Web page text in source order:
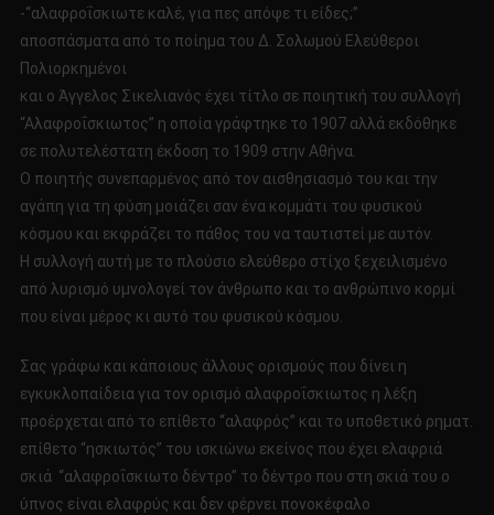
-“αλαφροΐσκιωτε καλέ, για πες απόψε τι είδες;”
αποσπάσματα από το ποίημα του Δ. Σολωμού Ελεύθεροι
Πολιορκημένοι
και ο Άγγελος Σικελιανός έχει τίτλο σε ποιητική του συλλογή
“Αλαφροΐσκιωτος” η οποία γράφτηκε το 1907 αλλά εκδόθηκε
σε πολυτελέστατη έκδοση το 1909 στην Αθήνα.
Ο ποιητής συνεπαρμένος από τον αισθησιασμό του και την
αγάπη για τη φύση μοιάζει σαν ένα κομμάτι του φυσικού
κόσμου και εκφράζει το πάθος του να ταυτιστεί με αυτόν.
Η συλλογή αυτή με το πλούσιο ελεύθερο στίχο ξεχειλισμένο
από λυρισμό υμνολογεί τον άνθρωπο και το ανθρώπινο κορμί
που είναι μέρος κι αυτό του φυσικού κόσμου.
Σας γράφω και κάποιους άλλους ορισμούς που δίνει η
εγκυκλοπαίδεια για τον ορισμό αλαφροΐσκιωτος η λέξη
προέρχεται από το επίθετο “αλαφρός” και το υποθετικό ρηματ.
επίθετο “ησκιωτός” του ισκιώνω εκείνος που έχει ελαφριά
σκιά “αλαφροΐσκιωτο δέντρο” το δέντρο που στη σκιά του ο
ύπνος είναι ελαφρύς και δεν φέρνει πονοκέφαλο